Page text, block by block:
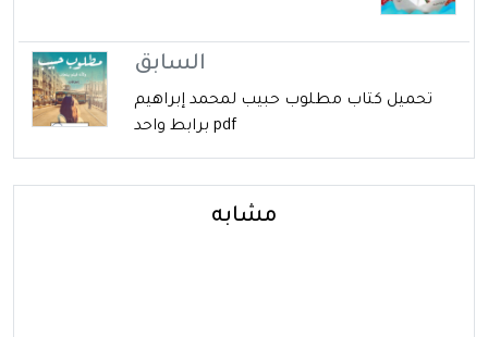
السابق
تحميل كتاب مطلوب حبيب لمحمد إبراهيم
pdf برابط واحد
مشابه